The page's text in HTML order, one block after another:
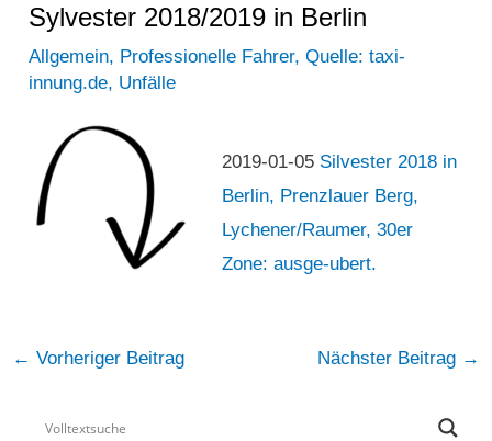
Sylvester 2018/2019 in Berlin
Allgemein, Professionelle Fahrer,Quelle: taxi-
innung.de, Unfälle
2019-01-05 Silvester 2018 in
Berlin, Prenzlauer Berg,
Lychener/Raumer, 30er
Zone: ausge-ubert.
Post
← Vorheriger Beitrag Nächster Beitrag →